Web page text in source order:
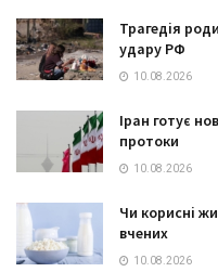
Трагедія
удару РФ
10.08.2026
Іран готує
протоки
10.08.2026
Чи корисні
вчених
10.08.2026